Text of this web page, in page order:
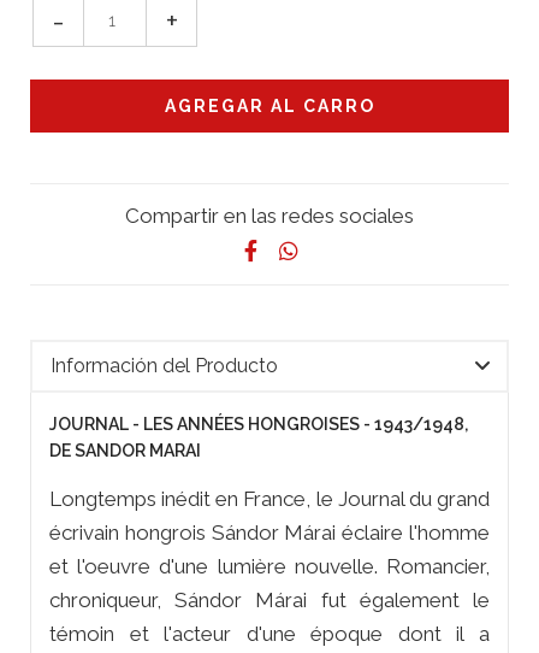
- +
Compartir en las redes sociales
Información del Producto
JOURNAL - LES ANNÉES HONGROISES - 1943/1948,
DE SANDOR MARAI
Longtemps inédit en France, le Journal du grand
écrivain hongrois Sándor Márai éclaire l'homme
et l'oeuvre d'une lumière nouvelle. Romancier,
chroniqueur, Sándor Márai fut également le
témoin et l'acteur d'une époque dont il a